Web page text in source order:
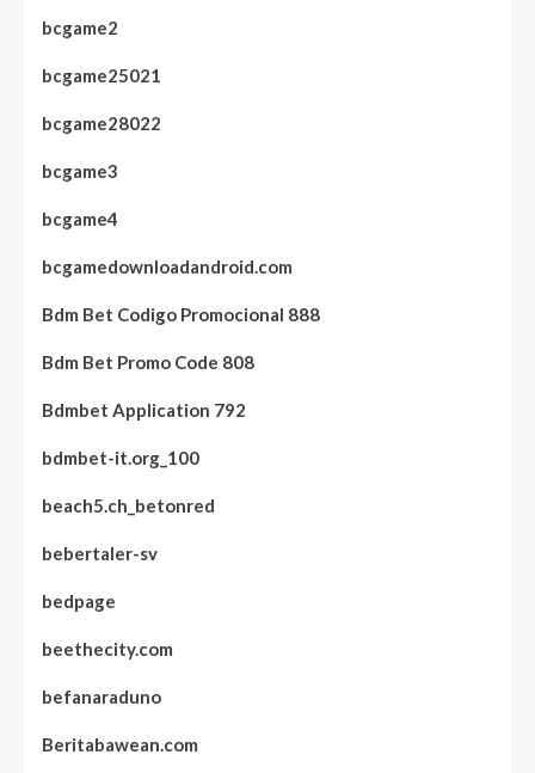
bcgame2
bcgame25021
bcgame28022
bcgame3
bcgame4
bcgamedownloadandroid.com
Bdm Bet Codigo Promocional 888
Bdm Bet Promo Code 808
Bdmbet Application 792
bdmbet-it.org_100
beach5.ch_betonred
bebertaler-sv
bedpage
beethecity.com
befanaraduno
Beritabawean.com